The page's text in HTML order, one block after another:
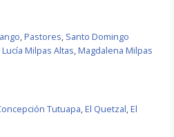
,Pastores, Santo Domingo
Lucía Milpas Altas,Magdalena Milpas
Tutuapa,El Quetzal,El